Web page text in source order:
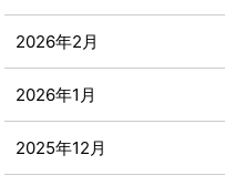
2026年2月
2026年1月
2025年12月